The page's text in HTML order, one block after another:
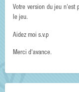
Votre version du jeu n'est
le jeu.
Aidez moi s.v.p
Merci d'avance.